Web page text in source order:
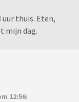
uur thuis. Eten,
mijn dag.
12:56: